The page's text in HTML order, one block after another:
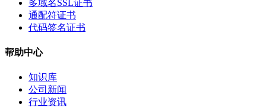
多域名SSL证书
通配符证书
代码签名证书
帮助中心
知识库
公司新闻
行业资讯